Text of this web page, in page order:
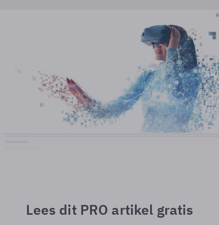
Lees dit PRO artikel gratis